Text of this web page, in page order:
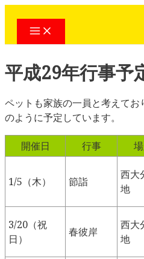
ツ
へ
ス
キ
Main
Menu
平成29年行事予
ペットも家族の一員と考えて
のように予定しています。
開催日 行事
1/5（木） 節詣
西大
地
3/20（祝
日）
春彼岸
西大
地